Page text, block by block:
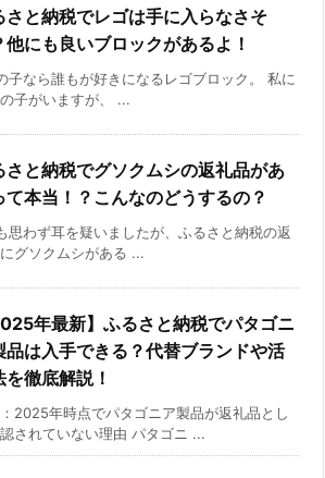
さと納税でレゴは手に入らなさそ
他にも良いブロックがあるよ！
子なら誰もが好きになるレゴブロック。 私に
子がいますが、 ...
さと納税でグソクムシの返礼品があ
て本当！？こんなのどうするの？
思わず耳を疑いましたが、ふるさと納税の返
グソクムシがある ...
年最新】ふるさと納税でパタゴニ
品は入手できる？代替ブランドや活
を徹底解説！
2025年時点でパタゴニア製品が返礼品とし
されていない理由 パタゴニ ...